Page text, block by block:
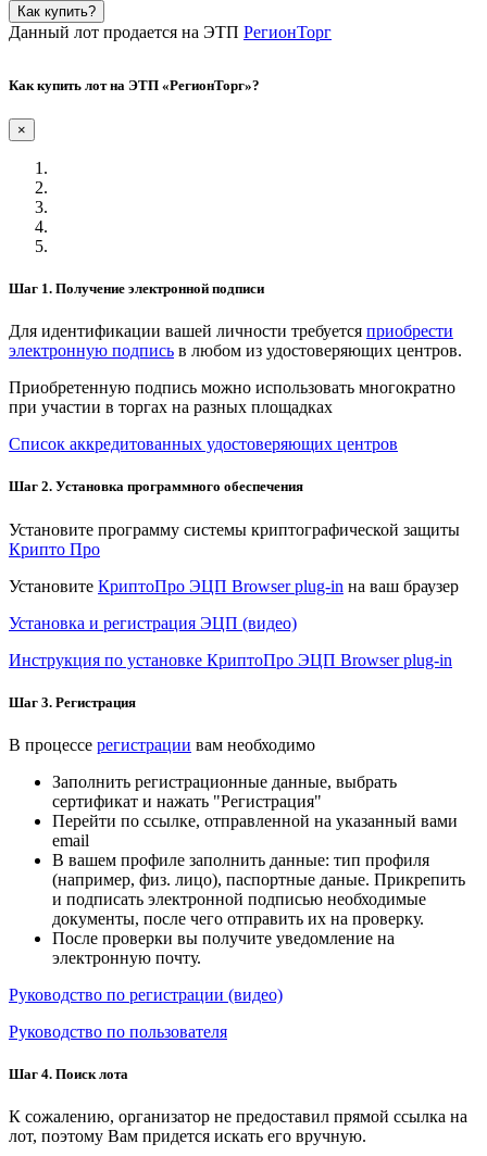
Как купить?
Данный лот продается на ЭТП РегионТорг
Как купить лот на ЭТП «РегионТорг»?
×
Шаг 1. Получение электронной подписи
Для идентификации вашей личности требуется приобрести
электронную подпись в любом из удостоверяющих центров.
Приобретенную подпись можно использовать многократно
при участии в торгах на разных площадках
Список аккредитованных удостоверяющих центров
Шаг 2. Установка программного обеспечения
Установите программу системы криптографической защиты
Крипто Про
Установите КриптоПро ЭЦП Browser plug-in на ваш браузер
Установка и регистрация ЭЦП (видео)
Инструкция по установке КриптоПро ЭЦП Browser plug-in
Шаг 3. Регистрация
В процессе регистрации вам необходимо
Заполнить регистрационные данные, выбрать
сертификат и нажать "Регистрация"
Перейти по ссылке, отправленной на указанный вами
email
В вашем профиле заполнить данные: тип профиля
(например, физ. лицо), паспортные даные. Прикрепить
и подписать электронной подписью необходимые
документы, после чего отправить их на проверку.
После проверки вы получите уведомление на
электронную почту.
Руководство по регистрации (видео)
Руководство по пользователя
Шаг 4. Поиск лота
К сожалению, организатор не предоставил прямой ссылка на
лот, поэтому Вам придется искать его вручную.